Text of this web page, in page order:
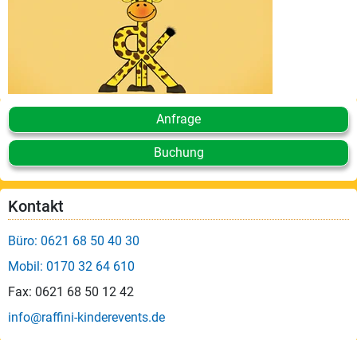
Anfrage
Buchung
Kontakt
Büro: 0621 68 50 40 30
Mobil: 0170 32 64 610
Fax: 0621 68 50 12 42
info@raffini-kinderevents.de